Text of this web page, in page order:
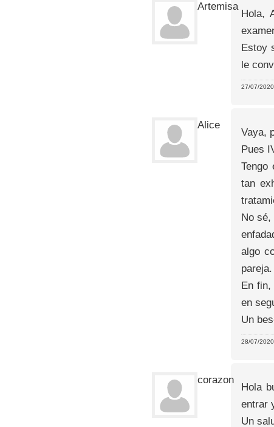
Artemisa
Hola,
Estoy
le
27/07/
Alice
Vaya,
Pues
Tengo
tan
No
algo
En fin,
en
Un
28/07/
corazon
Hola
entrar
Un